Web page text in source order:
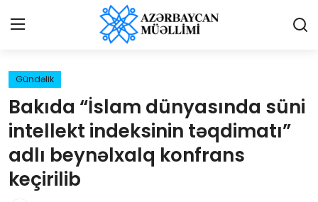
Giriş
Qəzetə elan ver
Əlaqə
Haqqımızda
Gündəlik
Bakıda “İslam dünyasında süni
intellekt indeksinin təqdimatı”
adlı beynəlxalq konfrans
keçirilib